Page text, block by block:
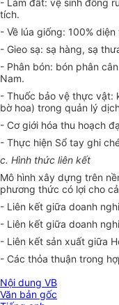
- Làm đất: vệ sinh đồng
tích.
- Về lúa giống: 100%
- Gieo sạ: sạ hàng, sạ
- Phân bón: bón phân
Nam.
- Thuốc bảo vệ thực vật:
bờ hoa) trong quản lý
- Cơ giới hóa thu hoạch
- Thực hiện Sổ tay ghi
c. Hình thức liên kết
Mô hình xây dựng trên
phương thức có lợi cho
- Liên kết giữa doanh
- Liên kết giữa doanh
- Liên kết sản xuất giữa
- Các thỏa thuận trong
Nội dung VB
Văn bản gốc